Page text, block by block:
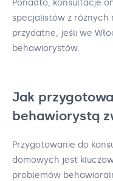
Ponadto, konsultacje
specjalistów z różnych
przydatne, jeśli we
behawiorystów.
Jak
behawiorystą
Przygotowanie do
domowych jest
problemów